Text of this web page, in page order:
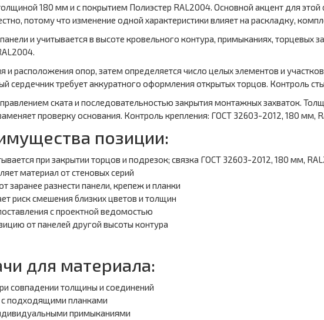
180 мм и с покрытием Полиэстер RAL2004. Основной акцент для этой
потому что изменение одной характеристики влияет на раскладку,
и учитывается в высоте кровельного контура, примыканиях, торцевых
и расположения опор, затем определяется число целых элементов и
сердечник требует аккуратного оформления открытых торцов. Контроль
ската и последовательностью закрытия монтажных захваток.
проверку основания. Контроль крепления: ГОСТ 32603-2012, 180 мм,
позиции:
при закрытии торцов и подрезок; связка ГОСТ 32603-2012, 180 мм,
материал от стеновых серий
заранее разнести панели, крепеж и планки
риск смешения близких цветов и толщин
с проектной ведомостью
от панелей другой высоты контура
для материала:
совпадении толщины и соединений
подходящими планками
примыканиями